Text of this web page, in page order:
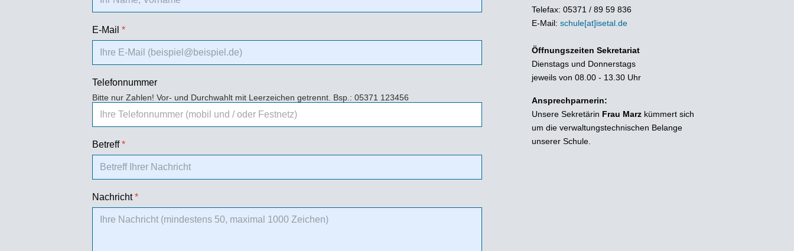
E-Mail *
Telefonnummer
Bitte nur Zahlen! Vor- und Durchwahlt mit Leerzeichen getrennt. Bsp.: 05371 123456
Betreff*
Nachricht*
Telefax: 05371 / 89 59 836
E-Mail: schule[at]isetal.de
Öffnungszeiten Sekretariat
Dienstags und Donnerstags
jeweils von 08.00 - 13.30 Uhr
Ansprechparnerin:
Unsere Sekretärin Frau Marz kümmert sich
um die verwaltungstechnischen Belange
unserer Schule.